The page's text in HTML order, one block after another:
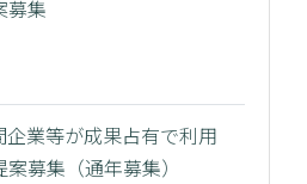
募集
企業等が成果占有で利用
案募集（通年募集）